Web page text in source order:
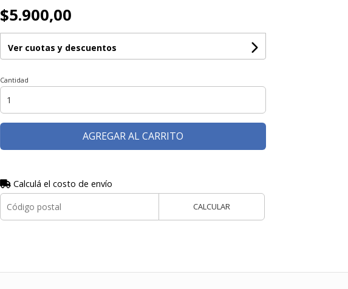
$5.900,00
Ver cuotas y descuentos
Cantidad
AGREGAR AL CARRITO
Calculá el costo de envío
CALCULAR